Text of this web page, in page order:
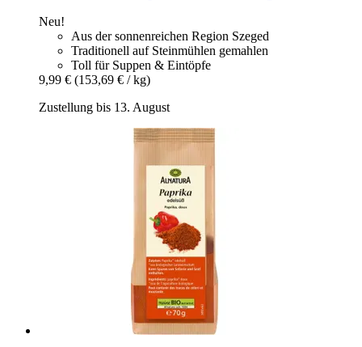
Neu!
Aus der sonnenreichen Region Szeged
Traditionell auf Steinmühlen gemahlen
Toll für Suppen & Eintöpfe
9,99 € (153,69 € / kg)
Zustellung bis 13. August